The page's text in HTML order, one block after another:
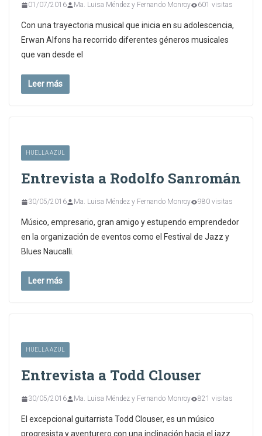
01/07/2016 Ma. Luisa Méndez y Fernando Monroy 601 visitas
Con una trayectoria musical que inicia en su adolescencia,
Erwan Alfons ha recorrido diferentes géneros musicales
que van desde el
Leer más
HUELLA AZUL
Entrevista a Rodolfo Sanromán
30/05/2016 Ma. Luisa Méndez y Fernando Monroy 980 visitas
Músico, empresario, gran amigo y estupendo emprendedor
en la organización de eventos como el Festival de Jazz y
Blues Naucalli.
Leer más
HUELLA AZUL
Entrevista a Todd Clouser
30/05/2016 Ma. Luisa Méndez y Fernando Monroy 821 visitas
El excepcional guitarrista Todd Clouser, es un músico
progresista y aventurero con una inclinación hacia el jazz